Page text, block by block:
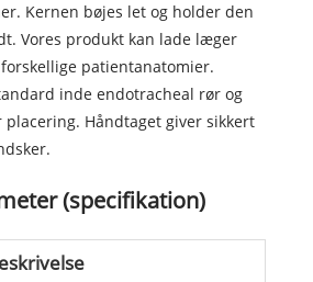
Kernen bøjes let og holder den
Vores produkt kan lade læger
patientanatomier.
inde endotracheal rør og
Håndtaget giver sikkert
(specifikation)